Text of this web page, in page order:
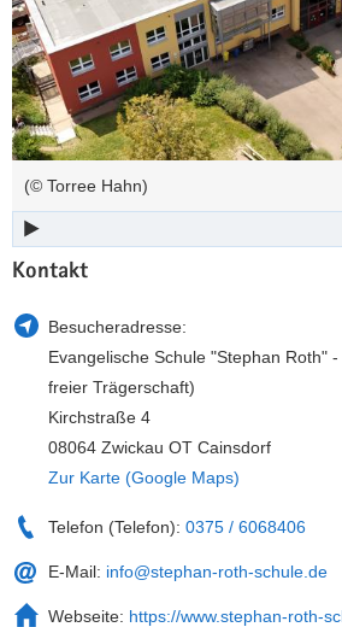
a
v
i
g
a
t
i
o
n
n
(© Torree Hahn)
Kontakt
Besucheradresse:
Evangelische Schule "Stephan Roth"
freier Trägerschaft)
Kirchstraße 4
08064 Zwickau OT Cainsdorf
Zur Karte (Google Maps)
Telefon (Telefon): 0375 / 6068406
E-Mail: info@stephan-roth-schule.de
Webseite: https://www.stephan-roth-